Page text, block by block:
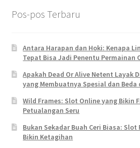
Pos-pos Terbaru
Antara Harapan dan Hoki: Kenapa
Tepat Bisa Jadi Penentu Permainan
Apakah Dead Or Alive Netent Layak
yang Membuatnya Spesial dan Beda
Wild Frames: Slot Online yang Bikin
Petualangan Seru
Bukan Sekadar Buah Ceri Biasa: Slot
Bikin Ketagihan